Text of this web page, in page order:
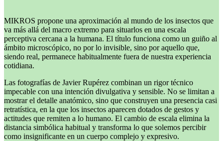
MIKROS propone una aproximación al mundo de los insectos que
va más allá del macro extremo para situarlos en una escala
perceptiva cercana a la humana. El título funciona como un guiño al
ámbito microscópico, no por lo invisible, sino por aquello que,
siendo real, permanece habitualmente fuera de nuestra experiencia
cotidiana.
Las fotografías de Javier Rupérez combinan un rigor técnico
impecable con una intención divulgativa y sensible. No se limitan a
mostrar el detalle anatómico, sino que construyen una presencia casi
retratística, en la que los insectos aparecen dotados de gestos y
actitudes que remiten a lo humano. El cambio de escala elimina la
distancia simbólica habitual y transforma lo que solemos percibir
como insignificante en un cuerpo complejo y expresivo.